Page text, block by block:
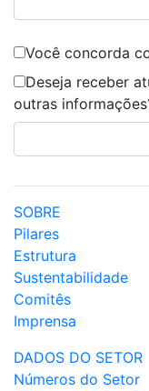
Você concorda
Deseja receber
outras
SOBRE
Pilares
Estrutura
Sustentabilidade
Comitês
Imprensa
DADOS DO SETOR
Números do Setor